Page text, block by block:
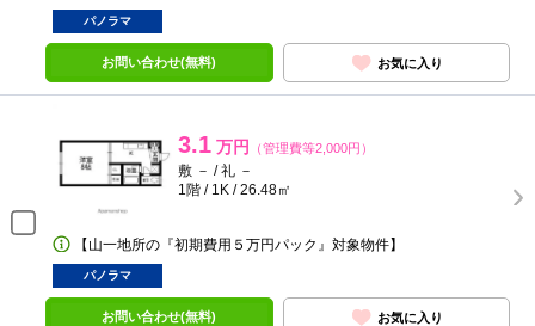
パノラマ
お問い合わせ(無料) お気に入り
3.1 万円 （管理費等2,000円）
敷 － / 礼 －
1階 / 1K / 26.48㎡
【山一地所の『初期費用５万円パック』対象物件】
パノラマ
お問い合わせ(無料) お気に入り